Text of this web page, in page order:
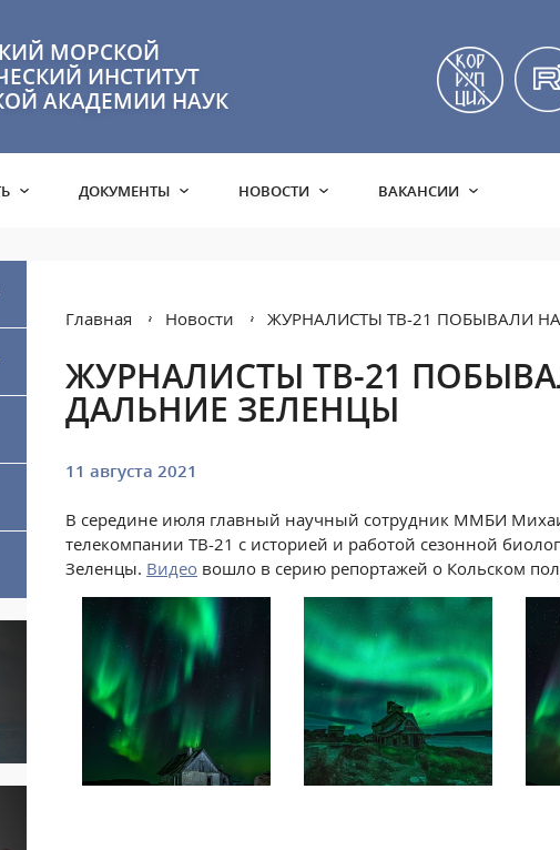
МОРСКОЙ
ИНСТИТУТ
АКАДЕМИИ НАУК
ДОКУМЕНТЫ НОВОСТИ ВАКАНСИИ
Главная Новости ЖУРНАЛИСТЫ ТВ-21 ПОБЫВАЛИ
ЖУРНАЛИСТЫ ТВ-21
ДАЛЬНИЕ ЗЕЛЕНЦЫ
11 августа 2021
В середине июля главный научный сотрудник ММБИ
телекомпании ТВ-21 с историей и работой сезонной
Зеленцы. Видео вошло в серию репортажей о Кольском